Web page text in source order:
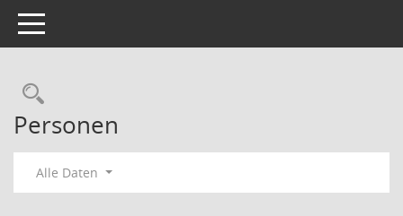
Toggle navigation
Rechercheauswahl
Personen
Alle Daten